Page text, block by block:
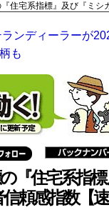
住宅系指標』及び『ミシ
ンディーラーが
柄も
『住宅系指標
頼感指数【